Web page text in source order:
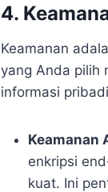
4.
Keamanan
yang Anda pilih
informasi
Keamanan
enkripsi
kuat. Ini